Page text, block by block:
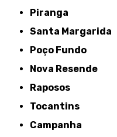
Piranga
Santa Margarida
Poço Fundo
Nova Resende
Raposos
Tocantins
Campanha